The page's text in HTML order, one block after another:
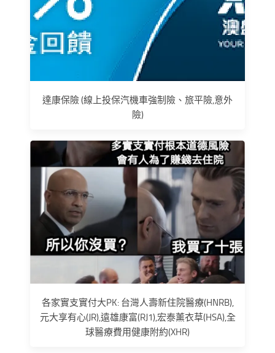
達康保險 (線上投保汽機車強制險、旅平險,意外
險)
各家實支實付大PK: 台灣人壽新住院醫療(HNRB),
元大享有心(JR),遠雄康富(RJ1),宏泰薰衣草(HSA),全
球醫療費用健康附約(XHR)